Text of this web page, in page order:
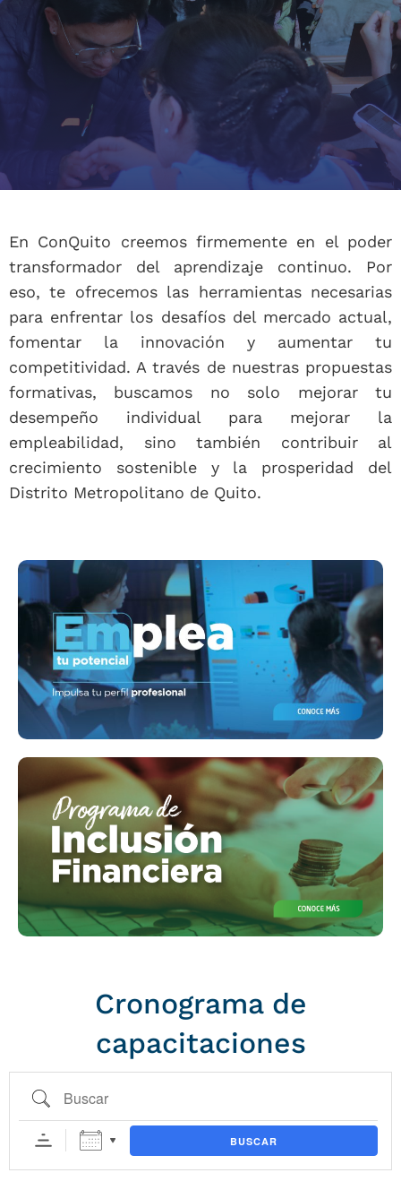
En ConQuito creemos firmemente en el poder
transformador del aprendizaje continuo. Por
eso, te ofrecemos las herramientas necesarias
para enfrentar los desafíos del mercado actual,
fomentar la innovación y aumentar tu
competitividad. A través de nuestras propuestas
formativas, buscamos no solo mejorar tu
desempeño individual para mejorar la
empleabilidad, sino también contribuir al
crecimiento sostenible y la prosperidad del
Distrito Metropolitano de Quito.
Cronograma de
capacitaciones
Buscar
BUSCAR